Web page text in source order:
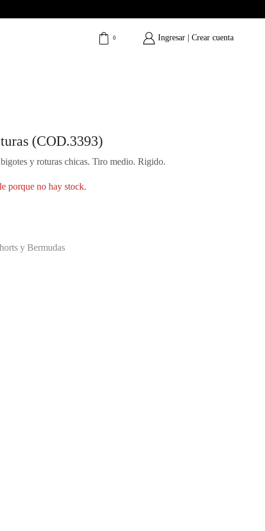
0 Ingresar | Crear cuenta
(COD.3393)
y roturas chicas. Tiro medio. Rigido.
porque no hay stock.
y Bermudas